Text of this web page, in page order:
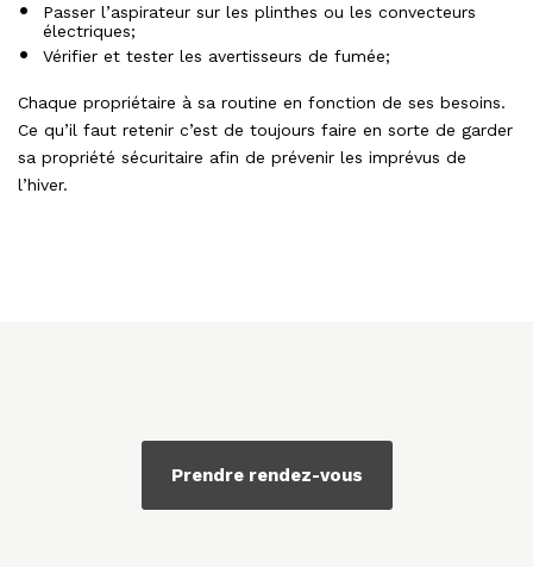
Passer l’aspirateur sur les plinthes ou les convecteurs
électriques;
Vérifier et tester les avertisseurs de fumée;
Chaque propriétaire à sa routine en fonction de ses besoins.
Ce qu’il faut retenir c’est de toujours faire en sorte de garder
sa propriété sécuritaire afin de prévenir les imprévus de
l’hiver.
Prendre rendez-vous